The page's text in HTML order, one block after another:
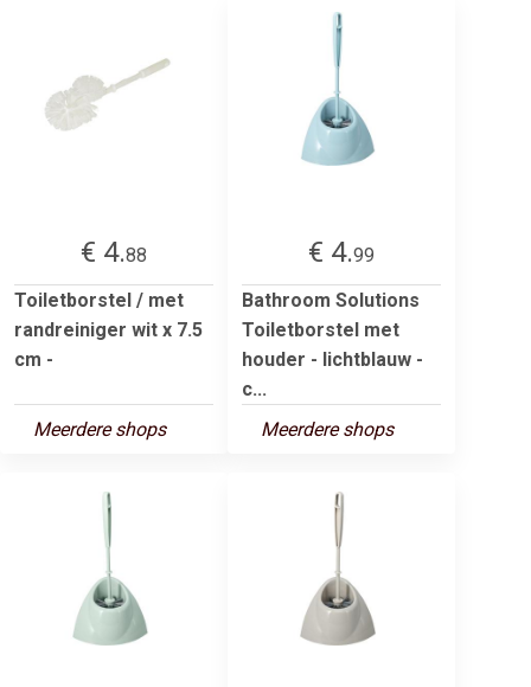
€ 4.88
Toiletborstel / met
randreiniger wit x 7.5
cm -
Meerdere shops
€ 4.99
Bathroom Solutions
Toiletborstel met
houder - lichtblauw -
c...
Meerdere shops